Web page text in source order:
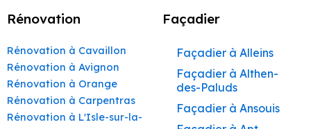
Maçon à Apt
Maçon à Pertuis
Maçon à Sorgues
Maçon à Le Pontet
Maçon à Vaison-la-
Romaine
Peintre à Apt
Peintre à Aurons
Peintre à Avignon
Peintre à
Beaumettes
Rénovation
Rénovation à Cavaillon
Rénovation à Avignon
Rénovation à Orange
Rénovation à Carpentras
Rénovation à L'Isle-sur-la-
Façadier
Façadier à Alleins
Façadier à Althen-
des-Paluds
Façadier à Ansouis